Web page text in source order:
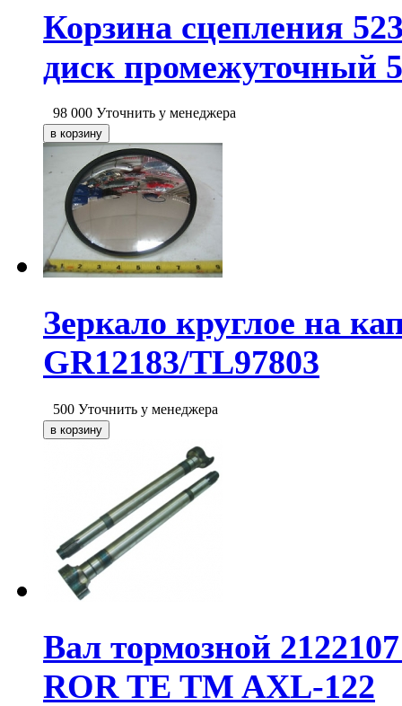
Корзина сцепления
диск промежуточный
98 000 Уточнить у менеджера
Зеркало круглое на
GR12183/TL97803
500 Уточнить у менеджера
Вал тормозной
ROR TE TM AXL-122